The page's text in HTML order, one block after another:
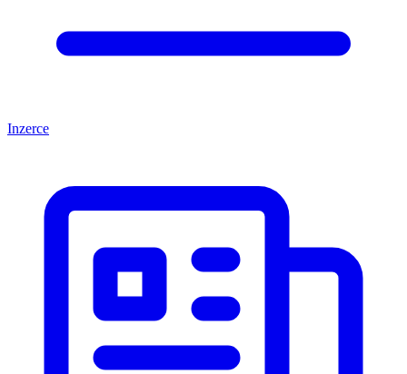
Inzerce